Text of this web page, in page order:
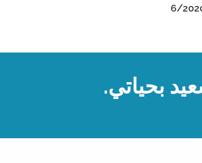
بحياتي.